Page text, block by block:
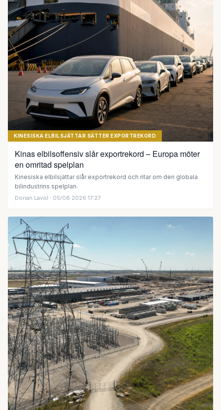
KINESISKA ELBILSJÄTTAR SÄTTER EXPORTREKORD
Kinas elbilsoffensiv slår exportrekord – Europa möter
en omritad spelplan
Kinesiska elbilsjättar slår exportrekord och ritar om den globala
bilindustrins spelplan.
Dorian Lavol · 05/08 2026 17:27